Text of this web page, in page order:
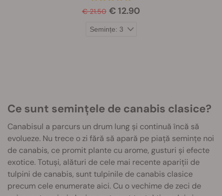
€ 21.50 € 12.90
Ce sunt semințele de canabis clasice?
Canabisul a parcurs un drum lung și continuă încă să
evolueze. Nu trece o zi fără să apară pe piață semințe noi
de canabis, ce promit plante cu arome, gusturi și efecte
exotice. Totuși, alături de cele mai recente apariții de
tulpini de canabis, sunt tulpinile de canabis clasice
precum cele enumerate aici. Cu o vechime de zeci de